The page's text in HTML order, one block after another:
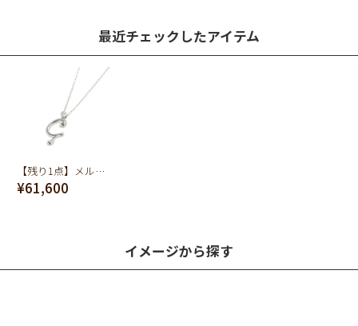
最近チェックしたアイテム
【残り1点】メルティー アルファベット [C] ネックレス (K10-ホワイトゴールド)
¥61,600
イメージから探す